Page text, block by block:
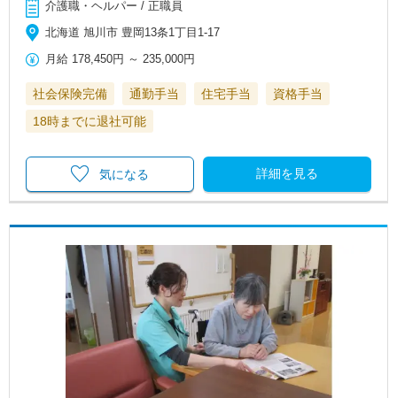
介護職・ヘルパー / 正職員
北海道 旭川市 豊岡13条1丁目1-17
月給 178,450円 ～235,000円
社会保険完備 通勤手当 住宅手当
資格手当
18時までに退社可能
詳細を見る
気になる